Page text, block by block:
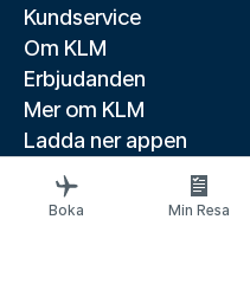
Kundservice
Om KLM
Erbjudanden
Mer om KLM
Ladda ner appen
Relaterade webbplatser
Reseguider
Boka Min Resa